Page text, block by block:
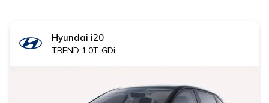
Hyundai i20
TREND 1.0T-GDi